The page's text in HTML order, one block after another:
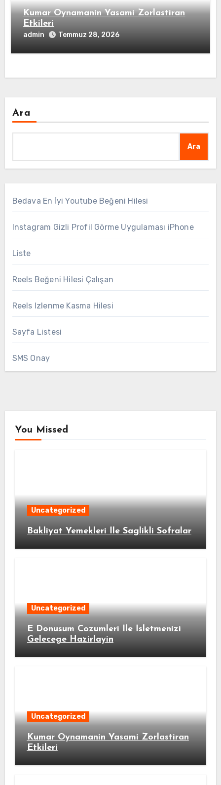
Kumar Oynamanin Yasami Zorlastiran
Etkileri
admin Temmuz 28, 2026
Ara
Ara
Bedava En İyi Youtube Beğeni Hilesi
Instagram Gizli Profil Görme Uygulaması iPhone
Liste
Reels Beğeni Hilesi Çalışan
Reels Izlenme Kasma Hilesi
Sayfa Listesi
SMS Onay
You Missed
Uncategorized
Bakliyat Yemekleri İle Saglikli Sofralar
Uncategorized
E Donusum Cozumleri İle İsletmenizi
Gelecege Hazirlayin
Uncategorized
Kumar Oynamanin Yasami Zorlastiran
Etkileri